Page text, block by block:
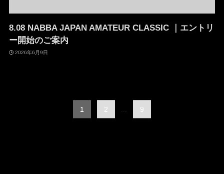
8.08 NABBA JAPAN AMATEUR CLASSIC ｜エントリ
ー開始のご案内
2026年6月9日
1 2 ... 9